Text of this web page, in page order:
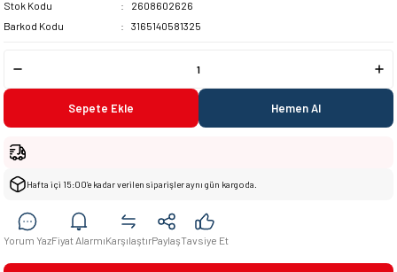
Stok Kodu
2608602626
Barkod Kodu
3165140581325
Sepete Ekle Hemen Al
Hafta içi 15:00’e kadar verilen siparişler aynı gün kargoda.
Yorum YazFiyat AlarmıKarşılaştırPaylaşTavsiye Et